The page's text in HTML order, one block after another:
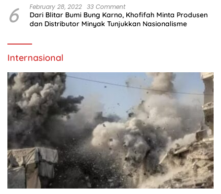
6 February 28, 2022 33 Comment
Dari Blitar Bumi Bung Karno, Khofifah Minta Produsen
dan Distributor Minyak Tunjukkan Nasionalisme
Internasional